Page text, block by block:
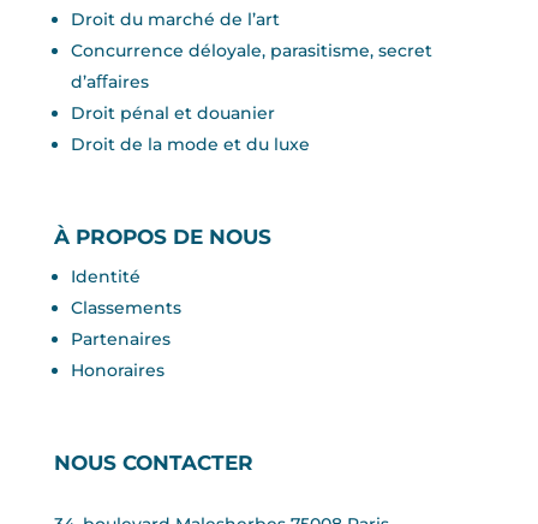
Droit du marché de l’art
Concurrence déloyale, parasitisme, secret
d’aﬀaires
Droit pénal et douanier
Droit de la mode et du luxe
À PROPOS DE NOUS
Identité
Classements
Partenaires
Honoraires
NOUS CONTACTER